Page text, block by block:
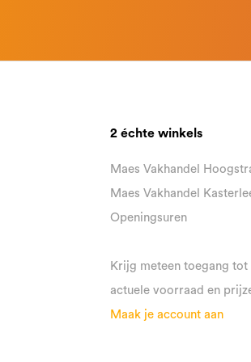
2 échte winkels
Maes Vakhandel
Maes Vakhandel
Openingsuren
Krijg meteen toegang tot
actuele voorraad en
Maak je account aan